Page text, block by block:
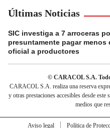
Últimas Noticias
SIC investiga a 7 arroceras
presuntamente pagar menos
oficial a productores
© CARACOL S.A.
CARACOL S.A. realiza una reserva
y otras prestaciones accesibles desde
medios que
Aviso legal Política de